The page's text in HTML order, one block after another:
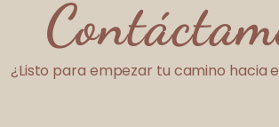
¿Listo para empezar tu camino hacia